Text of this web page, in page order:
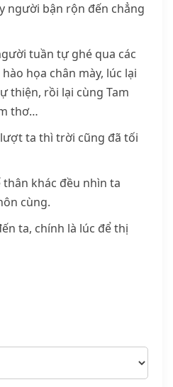
người bận rộn đến chẳng
tuần tự ghé qua các
họa chân mày, lúc lại
thiện, rồi lại cùng Tam
thơ…
ta thì trời cũng đã tối
khác đều nhìn ta
cùng.
ta, chính là lúc để thị